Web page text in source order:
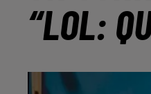
“LOL: